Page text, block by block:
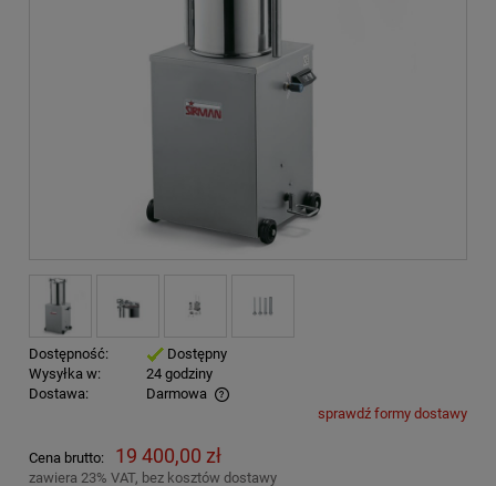
Dostępność:
Dostępny
Wysyłka w:
24 godziny
Dostawa:
Darmowa
Cena nie zawiera ewentualnych kosztów płatnościsprawdź formy dostawy
Cena brutto: 19 400,00 zł
zawiera 23% VAT, bez kosztów dostawy